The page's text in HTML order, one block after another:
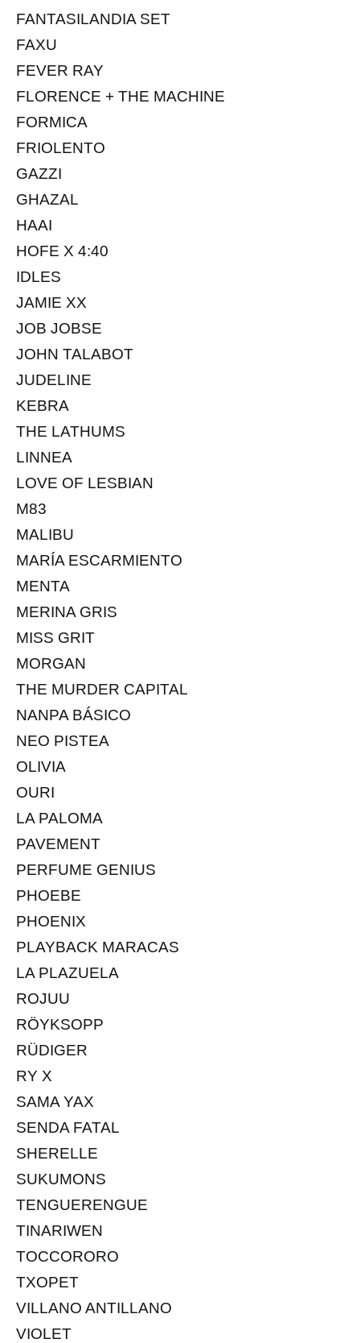
FANTASILANDIA SET
FAXU
FEVER RAY
FLORENCE + THE MACHINE
FORMICA
FRIOLENTO
GAZZI
GHAZAL
HAAI
HOFE X 4:40
IDLES
JAMIE XX
JOB JOBSE
JOHN TALABOT
JUDELINE
KEBRA
THE LATHUMS
LINNEA
LOVE OF LESBIAN
M83
MALIBU
MARÍA ESCARMIENTO
MENTA
MERINA GRIS
MISS GRIT
MORGAN
THE MURDER CAPITAL
NANPA BÁSICO
NEO PISTEA
OLIVIA
OURI
LA PALOMA
PAVEMENT
PERFUME GENIUS
PHOEBE
PHOENIX
PLAYBACK MARACAS
LA PLAZUELA
ROJUU
RÖYKSOPP
RÜDIGER
RY X
SAMA YAX
SENDA FATAL
SHERELLE
SUKUMONS
TENGUERENGUE
TINARIWEN
TOCCORORO
TXOPET
VILLANO ANTILLANO
VIOLET